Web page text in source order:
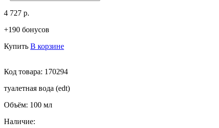
4 727 р.
+190 бонусов
Купить В корзине
Код товара: 170294
туалетная вода (edt)
Объём: 100 мл
Наличие: